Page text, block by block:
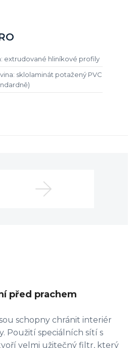
extrudované hliníkové profily
sklolaminát potažený PVC
před prachem
schopny chránit interiér
Použití speciálních sítí s
velmi užitečný filtr, který